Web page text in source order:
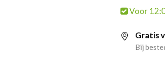
Salmiak
Zakje
Voor
Gratis
Bij